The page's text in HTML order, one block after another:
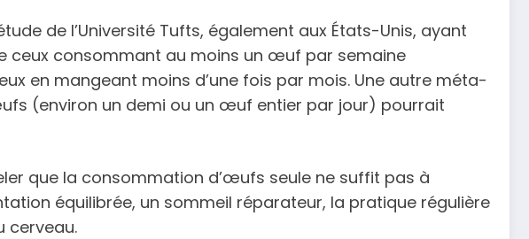
de l’Université Tufts, également aux États-Unis, ayant
ceux consommant au moins un œuf par semaine
en mangeant moins d’une fois par mois. Une autre méta-
(environ un demi ou un œuf entier par jour) pourrait
que la consommation d’œufs seule ne suffit pas à
équilibrée, un sommeil réparateur, la pratique régulière
cerveau.